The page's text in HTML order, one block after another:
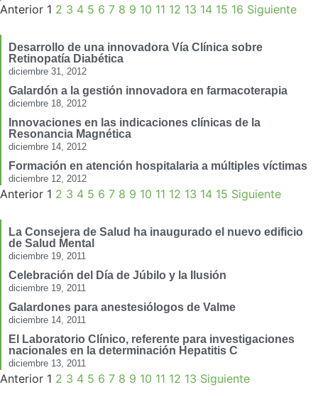
Anterior 1 2 3 4 5 6 7 8 9 10 11 12 13 14 15 16 Siguiente
Desarrollo de una innovadora Vía Clínica sobre
Retinopatía Diabética
diciembre 31, 2012
Galardón a la gestión innovadora en farmacoterapia
diciembre 18, 2012
Innovaciones en las indicaciones clínicas de la
Resonancia Magnética
diciembre 14, 2012
Formación en atención hospitalaria a múltiples víctimas
diciembre 12, 2012
Anterior 1 2 3 4 5 6 7 8 9 10 11 12 13 14 15 Siguiente
La Consejera de Salud ha inaugurado el nuevo edificio
de Salud Mental
diciembre 19, 2011
Celebración del Día de Júbilo y la Ilusión
diciembre 19, 2011
Galardones para anestesiólogos de Valme
diciembre 14, 2011
El Laboratorio Clínico, referente para investigaciones
nacionales en la determinación Hepatitis C
diciembre 13, 2011
Anterior 1 2 3 4 5 6 7 8 9 10 11 12 13 Siguiente